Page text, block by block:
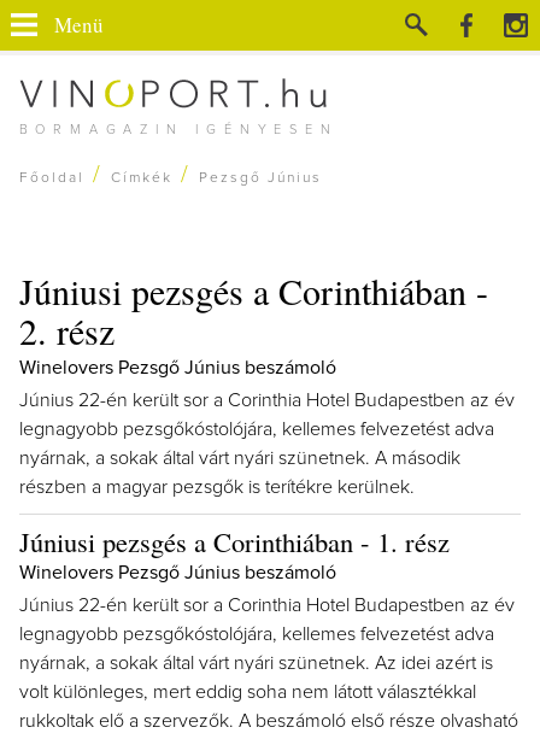
BORMAGAZIN IGÉNYESEN
Menü
Főoldal / Címkék / Pezsgő Június
Júniusi pezsgés a Corinthiában -
2. rész
Winelovers Pezsgő Június beszámoló
Június 22-én került sor a Corinthia Hotel Budapestben az év
legnagyobb pezsgőkóstolójára, kellemes felvezetést adva
nyárnak, a sokak által várt nyári szünetnek. A második
részben a magyar pezsgők is terítékre kerülnek.
Júniusi pezsgés a Corinthiában - 1. rész
Winelovers Pezsgő Június beszámoló
Június 22-én került sor a Corinthia Hotel Budapestben az év
legnagyobb pezsgőkóstolójára, kellemes felvezetést adva
nyárnak, a sokak által várt nyári szünetnek. Az idei azért is
volt különleges, mert eddig soha nem látott választékkal
rukkoltak elő a szervezők. A beszámoló első része olvasható